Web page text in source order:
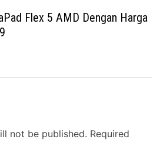
Flex 5 AMD Dengan Harga
not be published. Required